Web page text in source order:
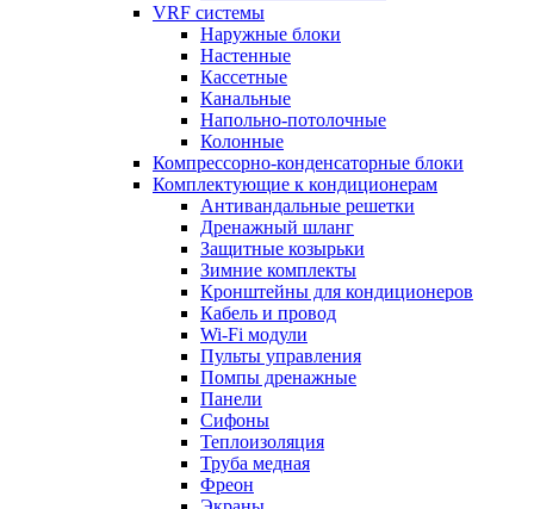
VRF системы
Наружные блоки
Настенные
Кассетные
Канальные
Напольно-потолочные
Колонные
Компрессорно-конденсаторные блоки
Комплектующие к кондиционерам
Антивандальные решетки
Дренажный шланг
Защитные козырьки
Зимние комплекты
Кронштейны для кондиционеров
Кабель и провод
Wi-Fi модули
Пульты управления
Помпы дренажные
Панели
Сифоны
Теплоизоляция
Труба медная
Фреон